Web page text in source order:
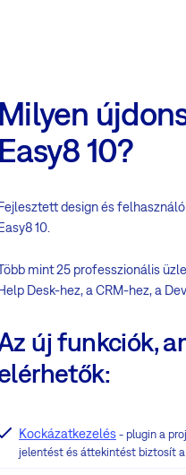
Milyen
Easy8 10?
design és
10.
mint 25 professzionális
Desk-hez, a CRM-hez, a
új funkciók,
Kockázatkezelés - plugin a
jelentést és áttekintést biztosít